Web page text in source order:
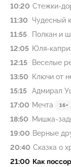
10:20 Стежки-
11:30 Чудесный
11:55 Полкан и
12:05 Юля-
12:15 Веселые
13:50 Ключи от
15:15 Адмирал
17:00 Мечта 16+
18:50 Мишка-
19:00 Верные
20:40 Сказка о
21:00 Как